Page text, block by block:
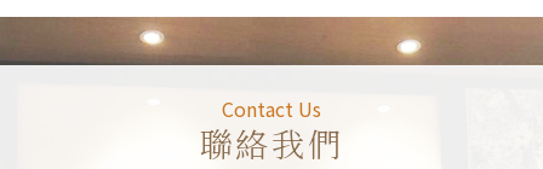
Contact Us
聯絡我們